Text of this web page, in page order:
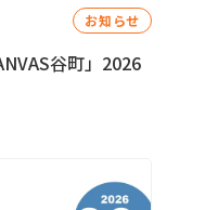
お知らせ
谷町」2026